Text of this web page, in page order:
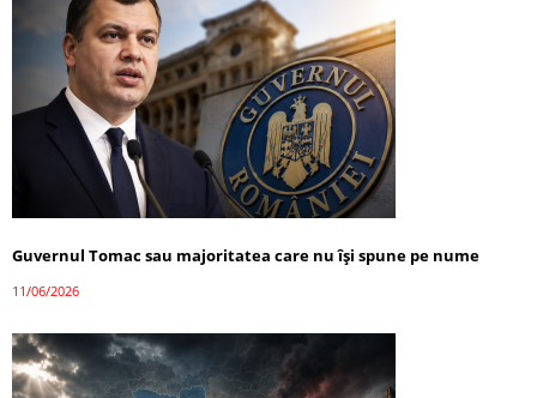
Guvernul Tomac sau majoritatea care nu își spune pe nume
11/06/2026